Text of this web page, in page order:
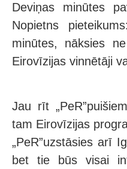
Deviņas minūtes
Nopietns
minūtes, nāksies
Eirovīzijas vinnētāji
Jau rīt
tam Eirovīzijas
„PeR”uzstāsies arī
bet tie būs visai